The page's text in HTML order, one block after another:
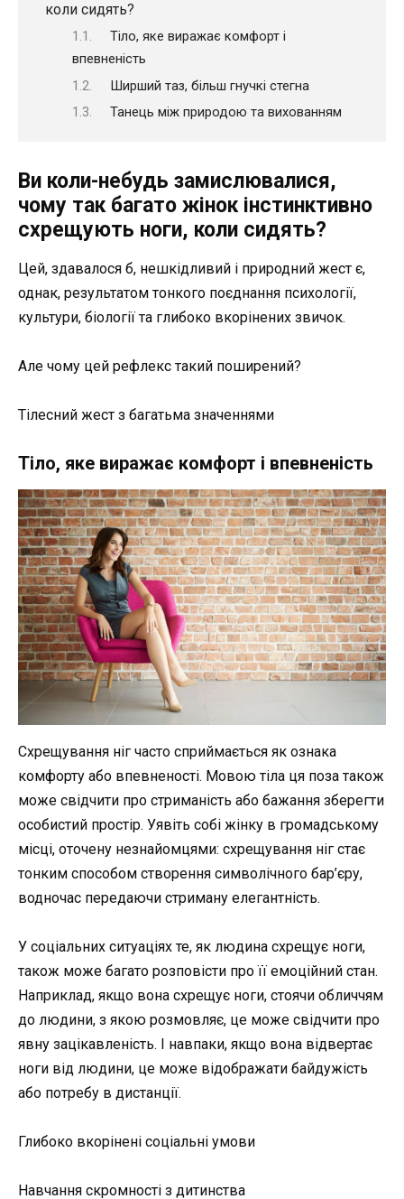
коли сидять?
Тіло, яке виражає комфорт і
впевненість
Ширший таз, більш гнучкі стегна
Танець між природою та вихованням
Ви коли-небудь замислювалися,
чому так багато жінок інстинктивно
схрещують ноги, коли сидять?
Цей, здавалося б, нешкідливий і природний жест є,
однак, результатом тонкого поєднання психології,
культури, біології та глибоко вкорінених звичок.
Але чому цей рефлекс такий поширений?
Тілесний жест з багатьма значеннями
Тіло, яке виражає комфорт і впевненість
Схрещування ніг часто сприймається як ознака
комфорту або впевненості. Мовою тіла ця поза також
може свідчити про стриманість або бажання зберегти
особистий простір. Уявіть собі жінку в громадському
місці, оточену незнайомцями: схрещування ніг стає
тонким способом створення символічного бар’єру,
водночас передаючи стриману елегантність.
У соціальних ситуаціях те, як людина схрещує ноги,
також може багато розповісти про її емоційний стан.
Наприклад, якщо вона схрещує ноги, стоячи обличчям
до людини, з якою розмовляє, це може свідчити про
явну зацікавленість. І навпаки, якщо вона відвертає
ноги від людини, це може відображати байдужість
або потребу в дистанції.
Глибоко вкорінені соціальні умови
Навчання скромності з дитинства